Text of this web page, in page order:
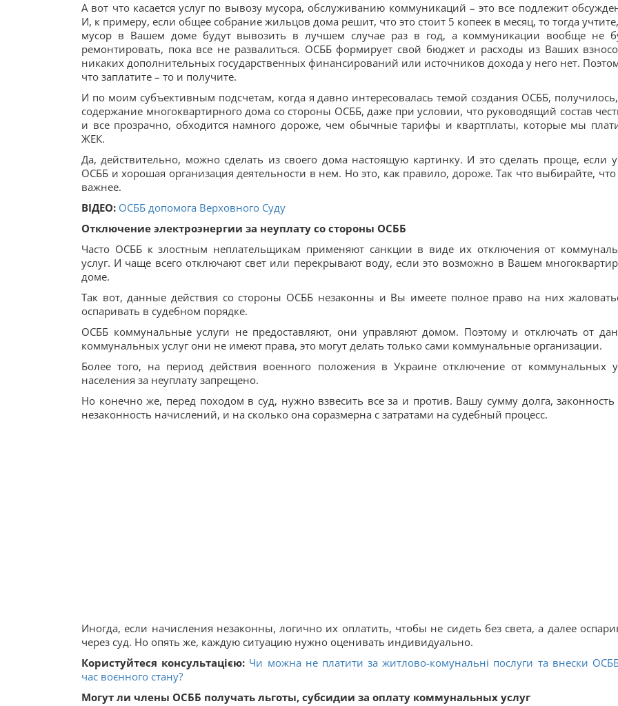
А вот что касается услуг по вывозу мусора, обслуживанию коммуникаций – это все подлежит
И, к примеру, если общее собрание жильцов дома решит, что это стоит 5 копеек в месяц, то тогда
мусор в Вашем доме будут вывозить в лучшем случае раз в год, а коммуникации вообще не
ремонтировать, пока все не развалиться. ОСББ формирует свой бюджет и расходы из Ваших
никаких дополнительных государственных финансирований или источников дохода у него нет.
что заплатите – то и получите.
И по моим субъективным подсчетам, когда я давно интересовалась темой создания ОСББ,
содержание многоквартирного дома со стороны ОСББ, даже при условии, что руководящий состав
и все прозрачно, обходится намного дороже, чем обычные тарифы и квартплаты, которые мы
ЖЕК.
Да, действительно, можно сделать из своего дома настоящую картинку. И это сделать проще, если
ОСББ и хорошая организация деятельности в нем. Но это, как правило, дороже. Так что выбирайте,
важнее.
ВІДЕО: ОСББ допомога Верховного Суду
Отключение электроэнергии за неуплату со стороны ОСББ
Часто ОСББ к злостным неплательщикам применяют санкции в виде их отключения от
услуг. И чаще всего отключают свет или перекрывают воду, если это возможно в Вашем
доме.
Так вот, данные действия со стороны ОСББ незаконны и Вы имеете полное право на них
оспаривать в судебном порядке.
ОСББ коммунальные услуги не предоставляют, они управляют домом. Поэтому и отключать от
коммунальных услуг они не имеют права, это могут делать только сами коммунальные организации.
Более того, на период действия военного положения в Украине отключение от коммунальных
населения за неуплату запрещено.
Но конечно же, перед походом в суд, нужно взвесить все за и против. Вашу сумму долга,
незаконность начислений, и на сколько она соразмерна с затратами на судебный процесс.
Иногда, если начисления незаконны, логично их оплатить, чтобы не сидеть без света, а далее
через суд. Но опять же, каждую ситуацию нужно оценивать индивидуально.
Користуйтеся консультацією: Чи можна не платити за житлово-комунальні послуги та внески
час воєнного стану?
Могут ли члены ОСББ получать льготы, субсидии за оплату коммунальных услуг